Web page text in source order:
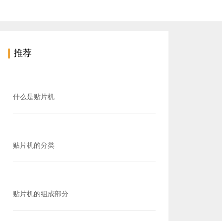
推荐
什么是贴片机
贴片机的分类
贴片机的组成部分